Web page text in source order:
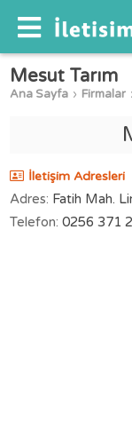
Mesut Tarım
Ana Sayfa Firmalar
İletişim Adresleri
Adres: Fatih Mah.
Telefon: 0256 371